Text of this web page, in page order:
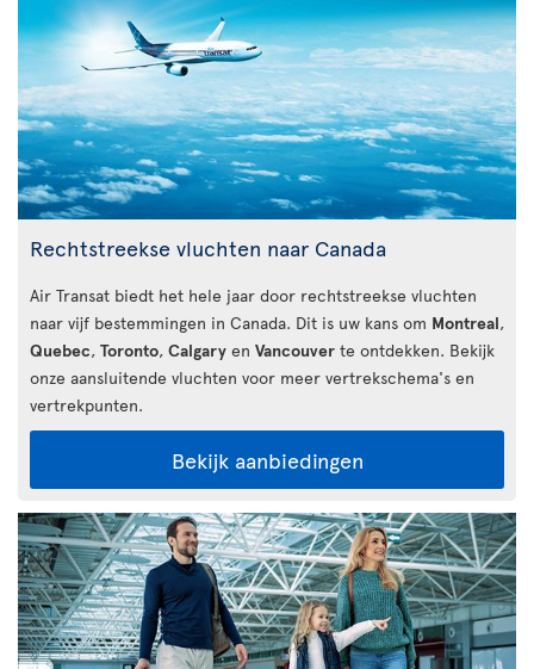
Rechtstreekse vluchten naar Canada
Air Transat biedt het hele jaar door rechtstreekse vluchten
naar vijf bestemmingen in Canada. Dit is uw kans om Montreal,
Quebec, Toronto, Calgary en Vancouver te ontdekken. Bekijk
onze aansluitende vluchten voor meer vertrekschema's en
vertrekpunten.
Bekijk aanbiedingen